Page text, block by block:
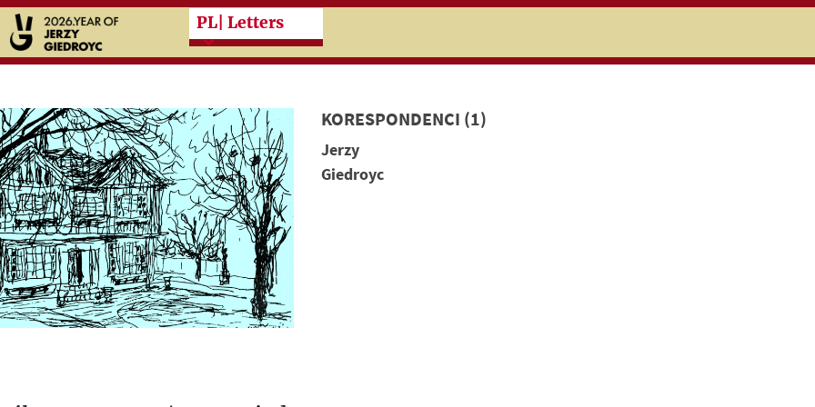
Przeskocz do treści zasadniczej
PL | Letters
KORESPONDENCI (1)
Jerzy
Giedroyc